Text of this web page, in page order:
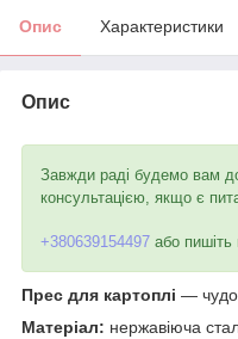
Опис Характеристики
Опис
Завжди раді будемо вам
консультацією, якщо є
+380639154497 або пишіть
Прес для картоплі —
Матеріал: нержавіюча